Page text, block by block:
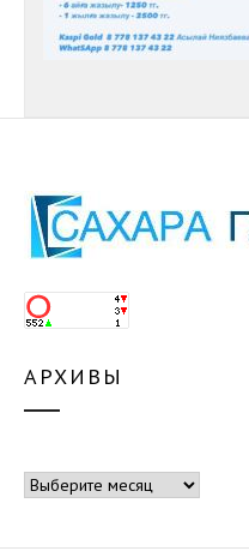
АРХИВЫ
Архивы